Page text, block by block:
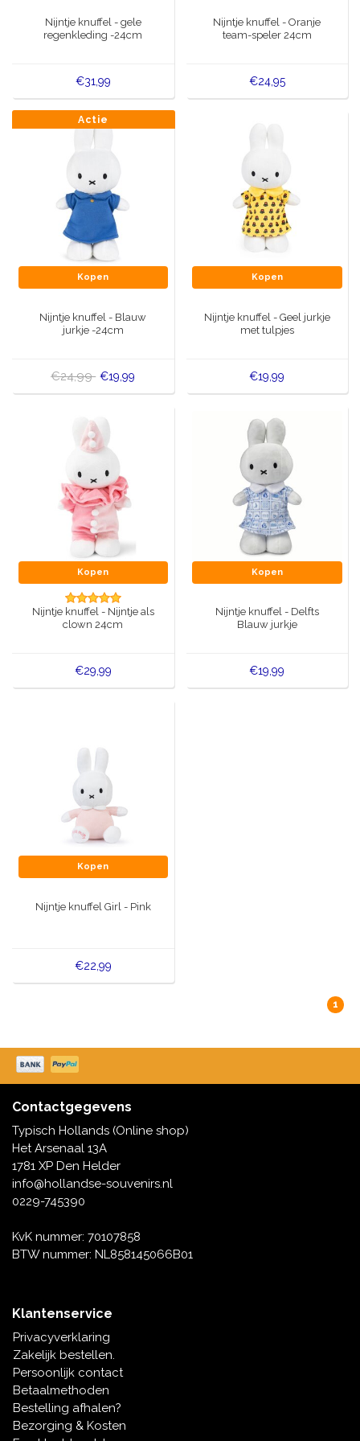
Wens & Ansichtkaarten
Koninghuis artikelen
Pins - Speldjes
Wandborden - Gekleurd en Delfts blauw
Peper en Zout stelletjes
Speelkaarten
Delfts blauwe magneten
Nijntje knuffel - gele
regenkleding -24cm
€31,99
Nijntje knuffel - Oranje
team-speler 24cm
€24,95
Actie
Kopen
Nijntje knuffel - Blauw
jurkje -24cm
€24,99 €19,99
Kopen
Nijntje knuffel - Geel jurkje
met tulpjes
€19,99
Kopen
Nijntje knuffel - Nijntje als
clown 24cm
€29,99
Kopen
Nijntje knuffel - Delfts
Blauw jurkje
€19,99
Kopen
Nijntje knuffel Girl - Pink
€22,99
1
Contactgegevens
Typisch Hollands (Online shop)
Het Arsenaal 13A
1781 XP Den Helder
info@hollandse-souvenirs.nl
0229-745390
KvK nummer: 70107858
BTW nummer: NL858145066B01
Klantenservice
Privacyverklaring
Zakelijk bestellen.
Persoonlijk contact
Betaalmethoden
Bestelling afhalen?
Bezorging & Kosten